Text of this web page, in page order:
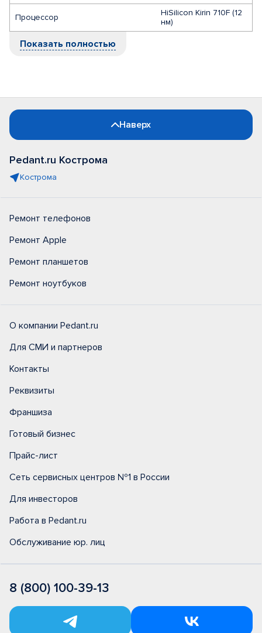
Процессор
HiSilicon Kirin 710F (12
нм)
Показать полностью
Наверх
Pedant.ru Кострома
Кострома
Ремонт телефонов
Ремонт Apple
Ремонт планшетов
Ремонт ноутбуков
О компании Pedant.ru
Для СМИ и партнеров
Контакты
Реквизиты
Франшиза
Готовый бизнес
Прайс-лист
Сеть сервисных центров №1 в России
Для инвесторов
Работа в Pedant.ru
Обслуживание юр. лиц
8 (800) 100-39-13